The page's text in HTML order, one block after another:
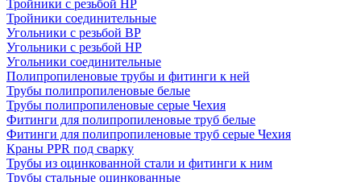
Тройники с резьбой НР
Тройники соединительные
Угольники с резьбой ВР
Угольники с резьбой НР
Угольники соединительные
Полипропиленовые трубы и фитинги к ней
Трубы полипропиленовые белые
Трубы полипропиленовые серые Чехия
Фитинги для полипропиленовые труб белые
Фитинги для полипропиленовые труб серые Чехия
Краны PPR под сварку
Трубы из оцинкованной стали и фитинги к ним
Трубы стальные оцинкованные